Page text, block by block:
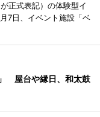
正式表記）の体験型イ
7日、イベント施設「ベ
屋台や縁日、和太鼓